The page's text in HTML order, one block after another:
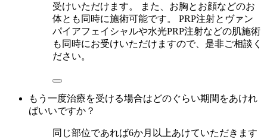
受けいただけます。 また、お胸とお顔などのお
体とも同時に施術可能です。 PRP注射とヴァン
パイアフェイシャルや水光PRP注射などの肌施術
も同時にお受けいただけますので、是非ご相談く
ださい。
もう一度治療を受ける場合はどのぐらい期間をあけれ
ばいいですか？
同じ部位であれば6か月以上あけていただきます